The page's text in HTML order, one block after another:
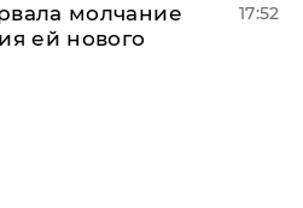
молчание
ей нового
17:52